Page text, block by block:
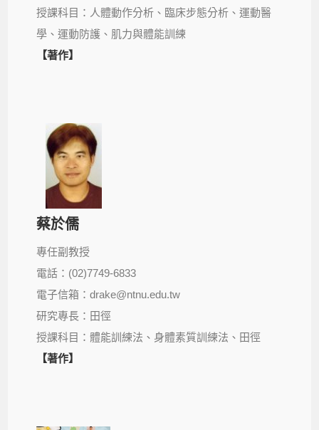
授課科目：人體動作分析、臨床步態分析、運動醫
學、運動防護、肌力與體能訓練
【著作】
蔡於儒
專任副教授
電話：(02)7749-6833
電子信箱：drake@ntnu.edu.tw
研究專長：田徑
授課科目：體能訓練法、身體素質訓練法、田徑
【著作】